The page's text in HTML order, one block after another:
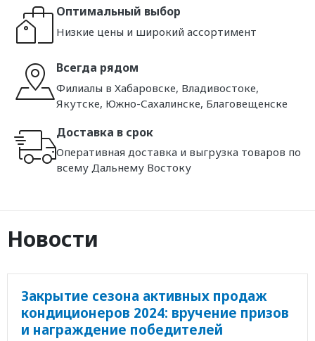
Оптимальный выбор
Низкие цены и широкий ассортимент
Всегда рядом
Филиалы в Хабаровске, Владивостоке,
Якутске, Южно-Сахалинске, Благовещенске
Доставка в срок
Оперативная доставка и выгрузка товаров по
всему Дальнему Востоку
Новости
Закрытие сезона активных продаж
кондиционеров 2024: вручение призов
и награждение победителей